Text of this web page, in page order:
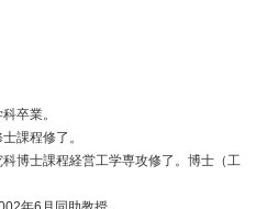
卒業。
課程修了。
博士課程経営工学専攻修了。博士（工